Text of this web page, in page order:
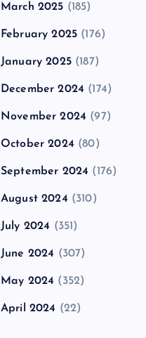
March 2025 (185)
February 2025 (176)
January 2025(187)
December 2024 (174)
November 2024 (97)
October 2024 (80)
September 2024 (176)
August 2024 (310)
July 2024 (351)
June 2024 (307)
May 2024 (352)
April 2024 (22)